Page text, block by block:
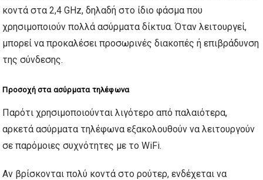
κοντά στα 2,4 GHz, δηλαδή στο ίδιο φάσμα που
χρησιμοποιούν πολλά ασύρματα δίκτυα. Όταν λειτουργεί,
μπορεί να προκαλέσει προσωρινές διακοπές ή επιβράδυνση
της σύνδεσης.
Προσοχή στα ασύρματα τηλέφωνα
Παρότι χρησιμοποιούνται λιγότερο από παλαιότερα,
αρκετά ασύρματα τηλέφωνα εξακολουθούν να λειτουργούν
σε παρόμοιες συχνότητες με το WiFi.
Αν βρίσκονται πολύ κοντά στο ρούτερ, ενδέχεται να